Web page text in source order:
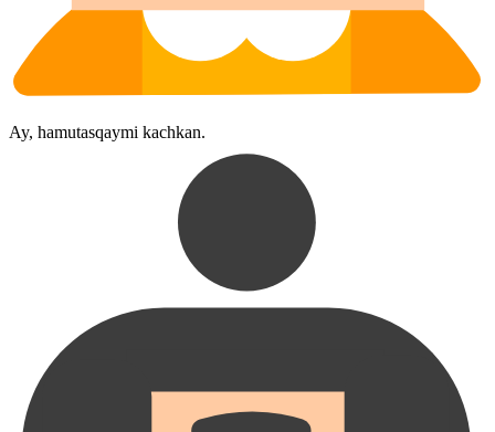
Ay, hamutasqaymi kachkan.